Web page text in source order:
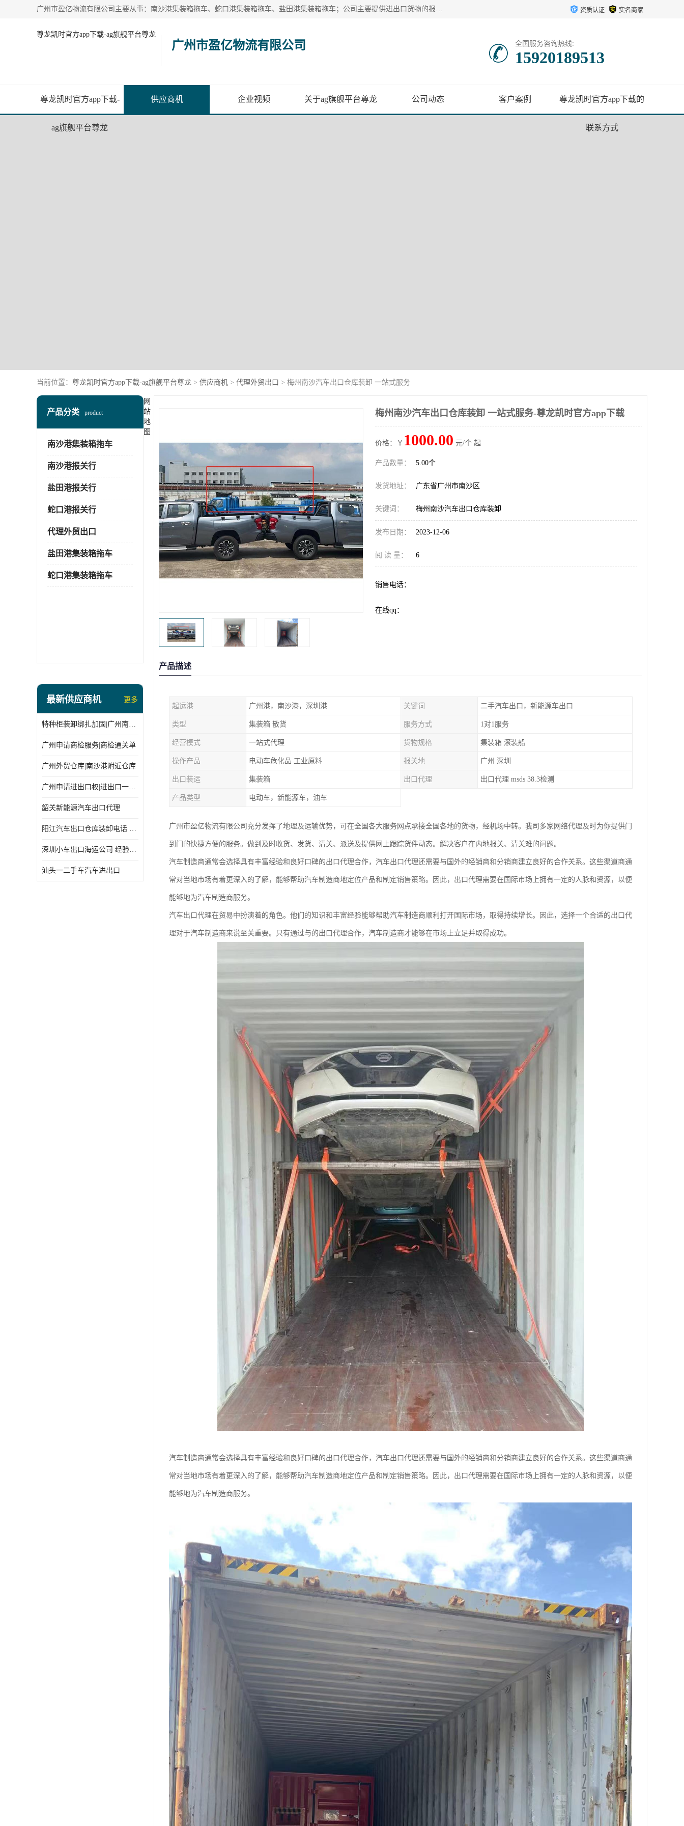
广州市盈亿物流有限公司主要从事：南沙港集装箱拖车、蛇口港集装箱拖车、盐田港集装箱拖车；公司主要提供进出口货物的报关报检、集装箱拖车、特种柜拖车、散货车、仓储搬运、装拆箱配送等港口物流服务。服务区域涵盖全国，起运港口：黄埔港、南沙港、盐田港、蛇口港等码头以及广州白云机场和火车站如南沙港火车站、 大朗、增城西、石龙等货运站。 资质认证 实名商家
尊龙凯时官方app下载-ag旗舰平台尊龙
广州市盈亿物流有限公司 全国服务咨询热线:
15920189513
尊龙凯时官方app下载-
ag旗舰平台尊龙
供应商机 企业视频 关于ag旗舰平台尊龙 公司动态 客户案例 尊龙凯时官方app下载的
联系方式
当前位置： 尊龙凯时官方app下载-ag旗舰平台尊龙 > 供应商机 > 代理外贸出口 > 梅州南沙汽车出口仓库装卸 一站式服务
产品分类 product
南沙港集装箱拖车
南沙港报关行
盐田港报关行
蛇口港报关行
代理外贸出口
盐田港集装箱拖车
蛇口港集装箱拖车
最新供应商机 更多
特种柜装卸绑扎加固|广州南沙仓库装卸
广州申请商检服务|商检通关单
广州外贸仓库|南沙港附近仓库
广州申请进出口权|进出口一站式
韶关新能源汽车出口代理
阳江汽车出口仓库装卸电话 经验丰富
深圳小车出口海运公司 经验丰富
汕头一二手车汽车进出口
梅州南沙汽车出口仓库装卸 一站式服务-尊龙凯时官方app下载
价格：￥ 1000.00 元/个 起
产品数量： 5.00个
发货地址： 广东省广州市南沙区
关键词： 梅州南沙汽车出口仓库装卸
发布日期： 2023-12-06
阅 读 量： 6
销售电话：
在线qq：
产品描述
起运港 广州港，南沙港，深圳港 关键词 二手汽车出口，新能源车出口
类型 集装箱 散货 服务方式 1对1服务
经营模式 一站式代理 货物规格 集装箱 滚装船
操作产品 电动车危化品 工业原料 报关地 广州 深圳
出口装运 集装箱 出口代理 出口代理 msds 38.3检测
产品类型 电动车，新能源车，油车
广州市盈亿物流有限公司充分发挥了地理及运输优势，可在全国各大服务网点承接全国各地的货物，经机场中转。我司多家网络代理及时为你提供门
到门的快捷方便的服务。做到及时收货、发货、清关、派送及提供网上跟踪货件动态。解决客户在内地报关、清关难的问题。
汽车制造商通常会选择具有丰富经验和良好口碑的出口代理合作，汽车出口代理还需要与国外的经销商和分销商建立良好的合作关系。这些渠道商通
常对当地市场有着更深入的了解，能够帮助汽车制造商地定位产品和制定销售策略。因此，出口代理需要在国际市场上拥有一定的人脉和资源，以便
能够地为汽车制造商服务。
汽车出口代理在贸易中扮演着的角色。他们的知识和丰富经验能够帮助汽车制造商顺利打开国际市场，取得持续增长。因此，选择一个合适的出口代
理对于汽车制造商来说至关重要。只有通过与的出口代理合作，汽车制造商才能够在市场上立足并取得成功。
汽车制造商通常会选择具有丰富经验和良好口碑的出口代理合作，汽车出口代理还需要与国外的经销商和分销商建立良好的合作关系。这些渠道商通
常对当地市场有着更深入的了解，能够帮助汽车制造商地定位产品和制定销售策略。因此，出口代理需要在国际市场上拥有一定的人脉和资源，以便
能够地为汽车制造商服务。
网
站
地
图